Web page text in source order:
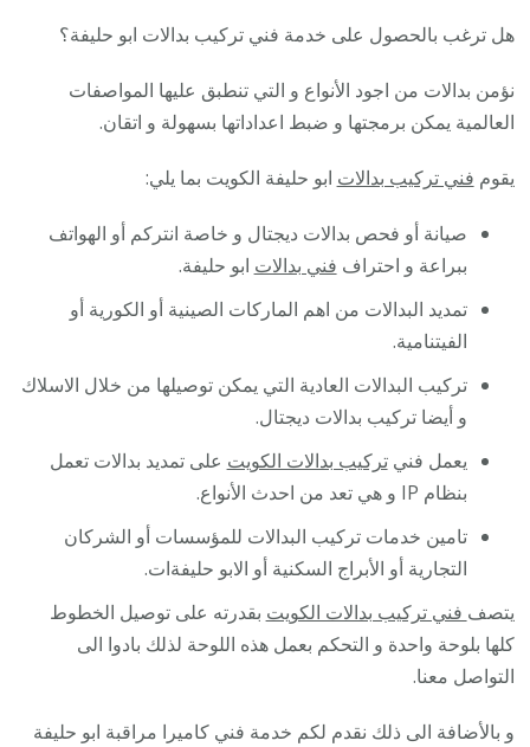
هل ترغب بالحصول على خدمة فني تركيب بدالات ابو حليفة؟
نؤمن بدالات من اجود الأنواع و التي تنطبق عليها المواصفات
العالمية يمكن برمجتها و ضبط اعداداتها بسهولة و اتقان.
يقوم فني تركيب بدالات ابو حليفة الكويت بما يلي:
صيانة أو فحص بدالات ديجتال و خاصة انتركم أو الهواتف
ببراعة و احتراف فني بدالات ابو حليفة.
تمديد البدالات من اهم الماركات الصينية أو الكورية أو
الفيتنامية.
تركيب البدالات العادية التي يمكن توصيلها من خلال الاسلاك
و أيضا تركيب بدالات ديجتال.
يعمل فنيتركيب بدالات الكويت على تمديد بدالات تعمل
بنظام IP و هي تعد من احدث الأنواع.
تامين خدمات تركيب البدالات للمؤسسات أو الشركان
التجارية أو الأبراج السكنية أو الابو حليفةات.
يتصف فني تركيب بدالات الكويت بقدرته على توصيل الخطوط
كلها بلوحة واحدة و التحكم بعمل هذه اللوحة لذلك بادوا الى
التواصل معنا.
و بالأضافة الى ذلك نقدم لكم خدمة فني كاميرا مراقبة ابو حليفة